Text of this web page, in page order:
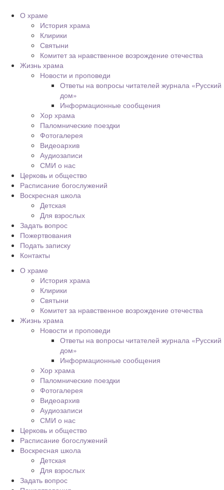
О храме
История храма
Клирики
Святыни
Комитет за нравственное возрождение отечества
Жизнь храма
Новости и проповеди
Ответы на вопросы читателей журнала «Русский
дом»
Информационные сообщения
Хор храма
Паломнические поездки
Фотогалерея
Видеоархив
Аудиозаписи
СМИ о нас
Церковь и общество
Расписание богослужений
Воскресная школа
Детская
Для взрослых
Задать вопрос
Пожертвования
Подать записку
Контакты
О храме
История храма
Клирики
Святыни
Комитет за нравственное возрождение отечества
Жизнь храма
Новости и проповеди
Ответы на вопросы читателей журнала «Русский
дом»
Информационные сообщения
Хор храма
Паломнические поездки
Фотогалерея
Видеоархив
Аудиозаписи
СМИ о нас
Церковь и общество
Расписание богослужений
Воскресная школа
Детская
Для взрослых
Задать вопрос